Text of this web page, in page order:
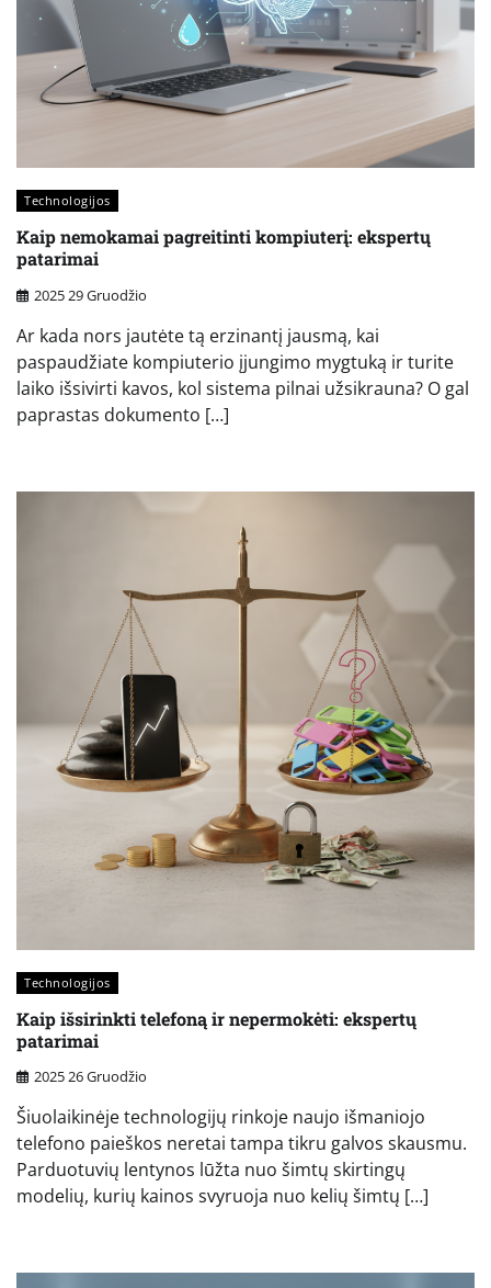
Technologijos
Kaip nemokamai pagreitinti kompiuterį: ekspertų
patarimai
2025 29 Gruodžio
Ar kada nors jautėte tą erzinantį jausmą, kai
paspaudžiate kompiuterio įjungimo mygtuką ir turite
laiko išsivirti kavos, kol sistema pilnai užsikrauna? O gal
paprastas dokumento […]
Technologijos
Kaip išsirinkti telefoną ir nepermokėti: ekspertų
patarimai
2025 26 Gruodžio
Šiuolaikinėje technologijų rinkoje naujo išmaniojo
telefono paieškos neretai tampa tikru galvos skausmu.
Parduotuvių lentynos lūžta nuo šimtų skirtingų
modelių, kurių kainos svyruoja nuo kelių šimtų […]